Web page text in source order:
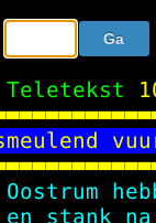
Ga
naar:
Teletekst
stank na